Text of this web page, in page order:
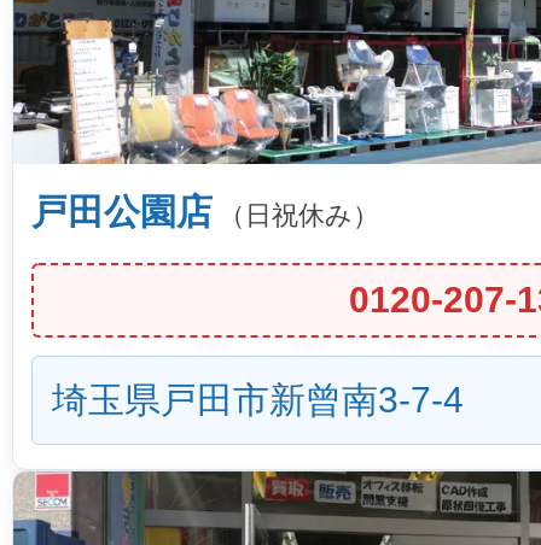
戸田公園店 （日祝休み）
0120-207-
埼玉県戸田市新曾南3-7-4